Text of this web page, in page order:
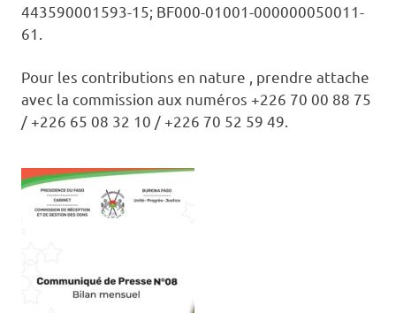
443590001593-15; BF000-01001-000000050011-
61.
Pour les contributions en nature , prendre attache
avec la commission aux numéros +226 70 00 88 75
/ +226 65 08 32 10 / +226 70 52 59 49.